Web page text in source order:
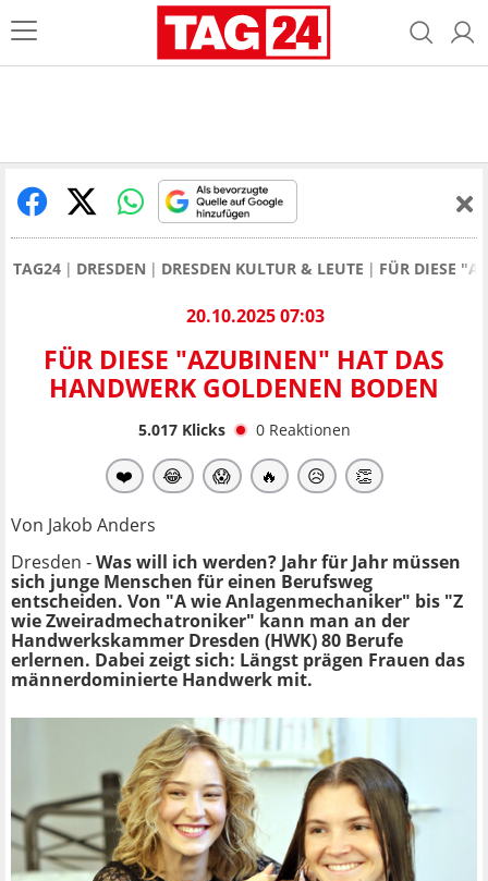
TAG24 DRESDEN DRESDEN KULTUR & LEUTE FÜR DIESE
20.10.2025 07:03
FÜR DIESE "AZUBINEN" HAT DAS
HANDWERK GOLDENEN BODEN
5.017Klicks 0 Reaktionen
❤️ 😂 😱 🔥 😥 👏
Von Jakob Anders
Dresden -Was will ich werden? Jahr für Jahr müssen
sich junge Menschen für einen Berufsweg
entscheiden. Von "A wie Anlagenmechaniker" bis "Z
wie Zweiradmechatroniker" kann man an der
Handwerkskammer Dresden (HWK) 80 Berufe
erlernen. Dabei zeigt sich: Längst prägen Frauen das
männerdominierte Handwerk mit.